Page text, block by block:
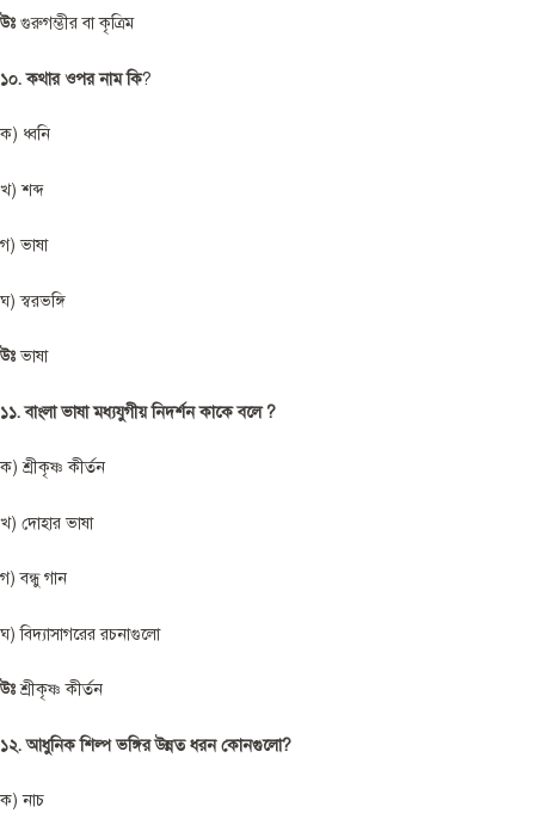
উঃ গুরুগম্ভীর বা কৃত্রিম
১০. কথার ওপর নাম কি?
ক) ধ্বনি
খ) শব্দ
গ) ভাষা
ঘ) স্বরভঙ্গি
উঃভাষা
১১. বাংলা ভাষা মধ্যযুগীয় নিদর্শন কাকে বলে ?
ক) শ্রীকৃষ্ণ কীর্তন
খ) দোহার ভাষা
গ) বন্ধু গান
ঘ) বিদ্যাসাগরের রচনাগুলো
উঃশ্রীকৃষ্ণ কীর্তন
১২. আধুনিক শিল্প ভঙ্গির উন্নত ধরন কোনগুলো?
ক) নাচ